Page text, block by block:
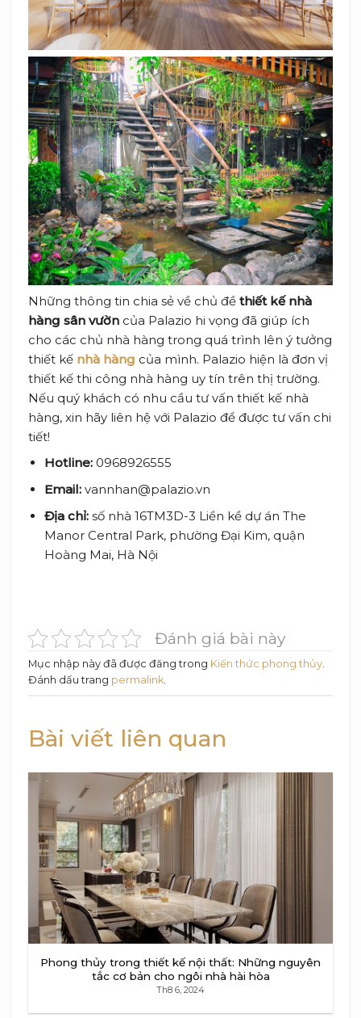
Những thông tin chia sẻ về chủ đề thiết kế nhà
hàng sân vườn của Palazio hi vọng đã giúp ích
cho các chủ nhà hàng trong quá trình lên ý tưởng
thiết kế nhà hàng của mình. Palazio hiện là đơn vị
thiết kế thi công nhà hàng uy tín trên thị trường.
Nếu quý khách có nhu cầu tư vấn thiết kế nhà
hàng, xin hãy liên hệ với Palazio để được tư vấn chi
tiết!
Hotline:0968926555
Email:vannhan@palazio.vn
Địa chỉ:số nhà 16TM3D-3 Liền kề dự án The
Manor Central Park, phường Đại Kim, quận
Hoàng Mai, Hà Nội
Đánh giá bài này
Mục nhập này đã được đăng trong Kiến thức phong thủy.
Đánh dấu trang permalink.
Bài viết liên quan
Phong thủy trong thiết kế nội thất: Những nguyên
tắc cơ bản cho ngôi nhà hài hòa
Th8 6, 2024